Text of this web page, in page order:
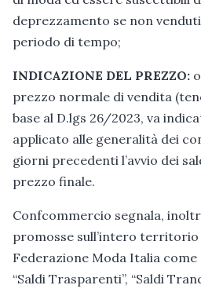
deprezzamento se non
periodo di tempo;
INDICAZIONE DEL PREZZO:
prezzo normale di vendita
base al D.lgs 26/2023, va
applicato alle generalità dei
giorni precedenti l’avvio dei
prezzo finale.
Confcommercio segnala,
promosse sull’intero territorio
Federazione Moda Italia come
“Saldi Trasparenti”, “Saldi